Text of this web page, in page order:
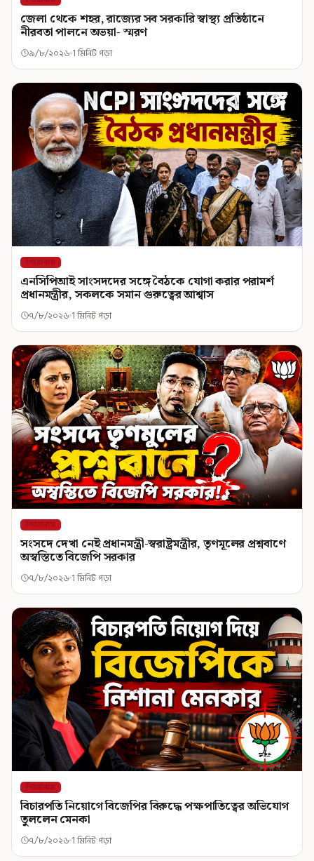
জেলা থেকে শহর, রাজ্যের সব সরকারি স্বাস্থ্য প্রতিষ্ঠানে
নীরবতা পালনে অভয়া- স্মরণ
৯/৮/২০২৬ 1 মিনিট পড়া
শিরোনাম
এনসিপিআই সাংসদদের সঙ্গে বৈঠকে যোগা করার পরামর্শ
প্রধানমন্ত্রীর, সকলকে সমান গুরুত্বের আশ্বাস
৭/৮/২০২৬ 1 মিনিট পড়া
শিরোনাম
সংসদে দেখা নেই প্রধানমন্ত্রী-স্বরাষ্ট্রমন্ত্রীর, তৃণমূলের প্রশ্নবাণে
অস্বস্তিতে বিজেপি সরকার
৭/৮/২০২৬ 1 মিনিট পড়া
শিরোনাম
বিচারপতি নিয়োগে বিজেপির বিরুদ্ধে পক্ষপাতিত্বের অভিযোগ
তুললেন মেনকা
৭/৮/২০২৬ 1 মিনিট পড়া